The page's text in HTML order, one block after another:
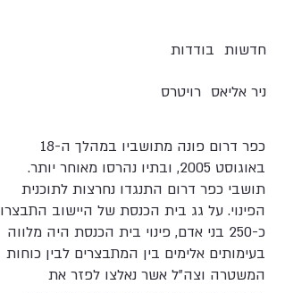
בודדות חדשות
רויטרס ניר אליאס
כפר דרום פונה מתושביו במהלך ה-18
באוגוסט 2005, ובתיו נהרסו מאוחר יותר.
תושבי כפר דרום התנגדו נחרצות לתוכנית
הפינוי. על גג בית הכנסת של היישוב התבצרו
כ-250 בני אדם, פינוי בית הכנסת היה מלווה
בעימותים אלימים בין המתבצרים לבין כוחות
המשטרה וצה"ל אשר נאלצו לפזר את